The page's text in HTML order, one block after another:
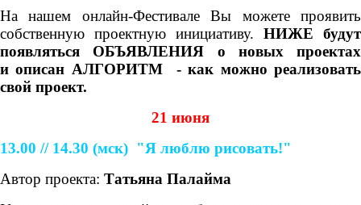
На нашем онлайн-Фестивале Вы можете проявить
собственную проектную инициативу. НИЖЕ будут
появляться ОБЪЯВЛЕНИЯ о новых проектах
иописан АЛГОРИТМ - как можно реализовать
свой проект.
21 июня
13.00 // 14.30 (мск) "Я люблю рисовать!"
Автор проекта: Татьяна Палайма